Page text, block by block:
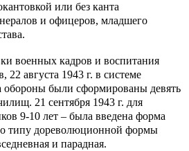
или без канта
и офицеров, младшего
военных кадров и воспитания
22 августа 1943 г. в системе
обороны были сформированы девять
21 сентября 1943 г. для
9-10 лет – была введена форма
типу дореволюционной формы
и парадная.